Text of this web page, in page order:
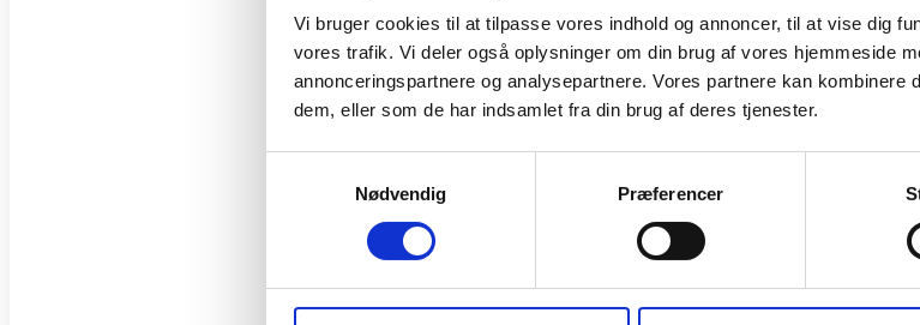
Vi bruger cookies til at tilpasse vores indhold og annoncer, til at vise dig
vores trafik. Vi deler også oplysninger om din brug af vores hjemmeside
annonceringspartnere og analysepartnere. Vores partnere kan kombinere
dem, eller som de har indsamlet fra din brug af deres tjenester.
Nødvendig
Præferencer